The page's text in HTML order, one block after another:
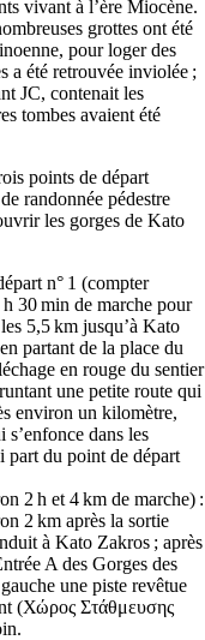
vivant à l’ère Miocène.
grottes ont été
pour loger des
a été retrouvée inviolée ;
JC, contenait les
tombes avaient été
points de départ
randonnée pédestre
les gorges de Kato
n° 1 (compter
30 min de marche pour
5,5 km jusqu’à Kato
partant de la place du
en rouge du sentier
une petite route qui
environ un kilomètre,
dans les
part du point de départ
2 h et 4 km de marche) :
2 km après la sortie
à Kato Zakros ; après
A des Gorges des
une piste revêtue
(Χώρος Στάθμευσης